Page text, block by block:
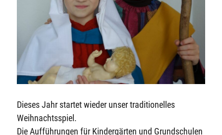
Dieses Jahr startet wieder unser traditionelles
Weihnachtsspiel.
Die Aufführungen für Kindergärten und Grundschulen